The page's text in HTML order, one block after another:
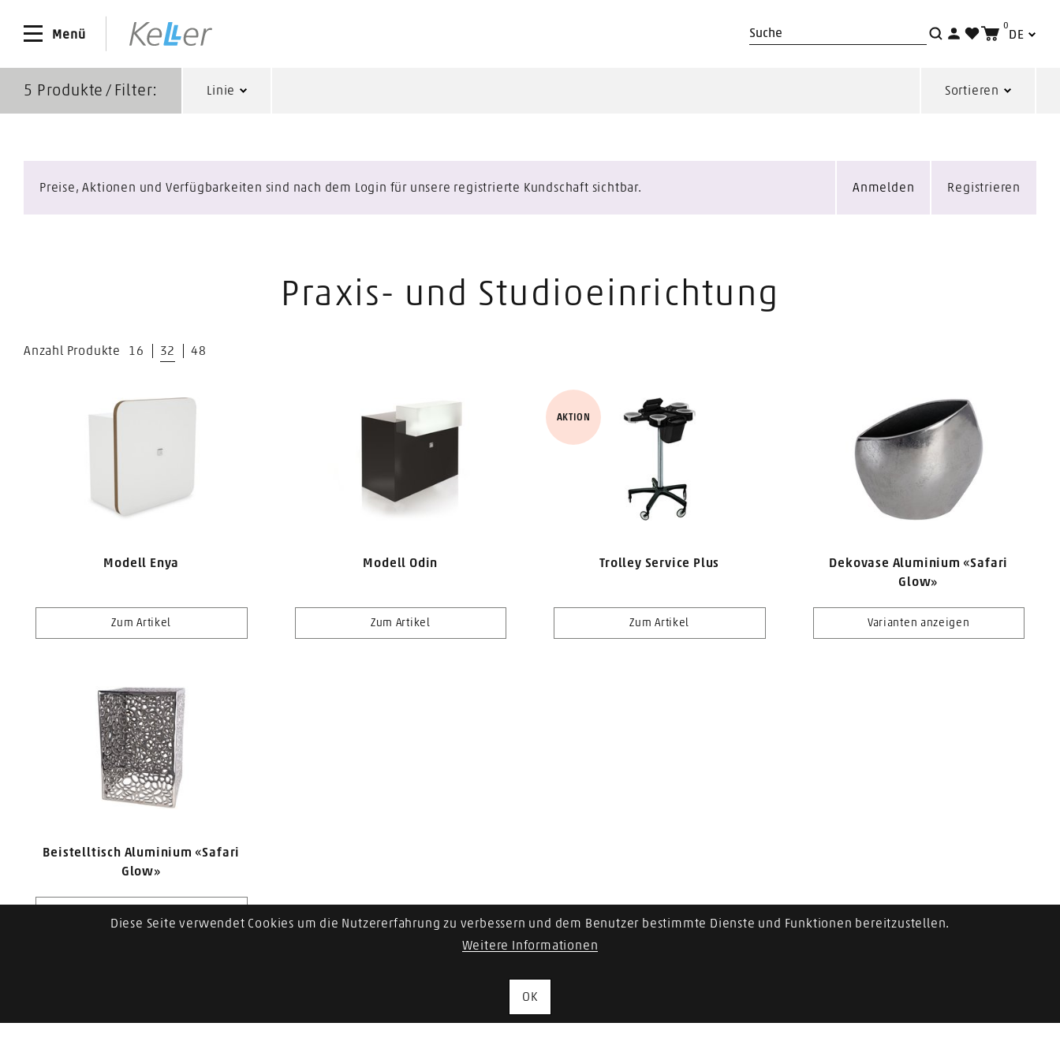
Menü
Suche
0
DE
5 Produkte ∕ Filter: Linie Sortieren
Preise, Aktionen und Verfügbarkeiten sind nach dem Login für unsere registrierte Kundschaft sichtbar. Anmelden Registrieren
Praxis- und Studioeinrichtung
Anzahl Produkte 16 32 48
Modell Enya
Zum Artikel
Modell Odin
Zum Artikel
Trolley Service Plus
Zum Artikel
AKTION
Dekovase Aluminium «Safari
Glow»
Varianten anzeigen
Beistelltisch Aluminium «Safari
Glow»
Diese Seite verwendet Cookies um die Nutzererfahrung zu verbessern und dem Benutzer bestimmte Dienste und Funktionen bereitzustellen.
Weitere Informationen
OK